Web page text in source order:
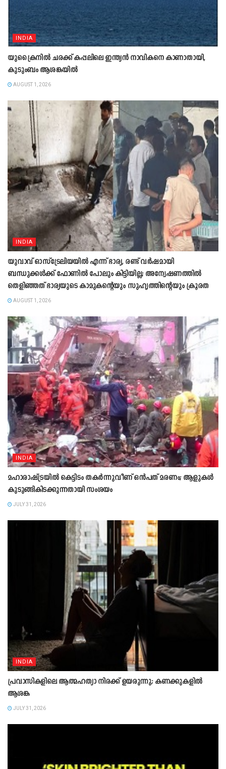
INDIA
യുക്രൈനിൽ ചരക്ക് കപ്പലിലെ ഇന്ത്യൻ നാവികനെ കാണാതായി,
കുടുംബം ആശങ്കയിൽ
AUGUST 1, 2026
INDIA
യുവാവ് ഓസ്ട്രേലിയയിൽ എന്ന് ഭാര്യ, രണ്ട് വർഷമായി
ബന്ധുക്കൾക്ക് ഫോണിൽ പോലും കിട്ടിയില്ല; അന്വേഷണത്തിൽ
തെളിഞ്ഞത് ഭാര്യയുടെ കാമുകന്‍റെയും സുഹൃത്തിന്‍റെയും ക്രൂരത
AUGUST 1, 2026
INDIA
മഹാരാഷ്ട്രയിൽ കെട്ടിടം തകർന്നുവീണ് ഒൻപത് മരണം; ആളുകൾ
കുടുങ്ങികിടക്കുന്നതായി സംശയം
JULY 31, 2026
INDIA
പ്രവാസികളിലെ ആത്മഹത്യാ നിരക്ക് ഉയരുന്നു; കണക്കുകളിൽ
ആശങ്ക
JULY 31, 2026